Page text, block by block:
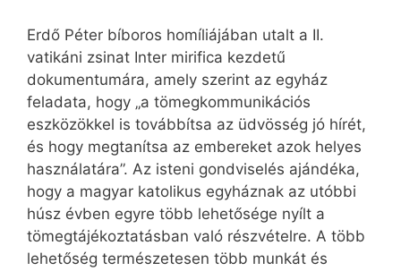
Erdő Péter bíboros homíliájában utalt a II.
vatikáni zsinat Inter mirifica kezdetű
dokumentumára, amely szerint az egyház
feladata, hogy „a tömegkommunikációs
eszközökkel is továbbítsa az üdvösség jó hírét,
és hogy megtanítsa az embereket azok helyes
használatára”. Az isteni gondviselés ajándéka,
hogy a magyar katolikus egyháznak az utóbbi
húsz évben egyre több lehetősége nyílt a
tömegtájékoztatásban való részvételre. A több
lehetőség természetesen több munkát és